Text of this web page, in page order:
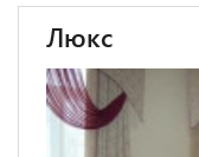
Люкс